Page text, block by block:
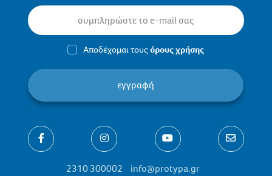
Αποδέχομαι τουςόρους χρήσης
εγγραφή
2310 300002
info@protypa.gr